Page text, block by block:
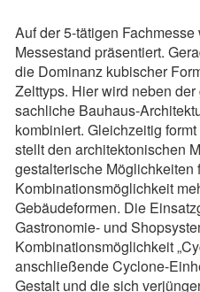
Auf der 5-tätigen
Messestand präsentiert.
die Dominanz kubischer
Zelttyps. Hier wird neben
sachliche Bauhaus-
kombiniert. Gleichzeitig
stellt den architektonischen
gestalterische Möglichkeiten
Kombinationsmöglichkeit
Gebäudeformen. Die
Gastronomie- und
Kombinationsmöglichkeit
anschließende Cyclone-
Gestalt und die sich